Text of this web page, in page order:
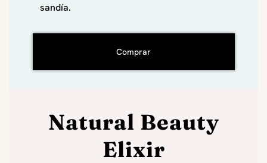
sandía.
Comprar
Natural Beauty
Elixir